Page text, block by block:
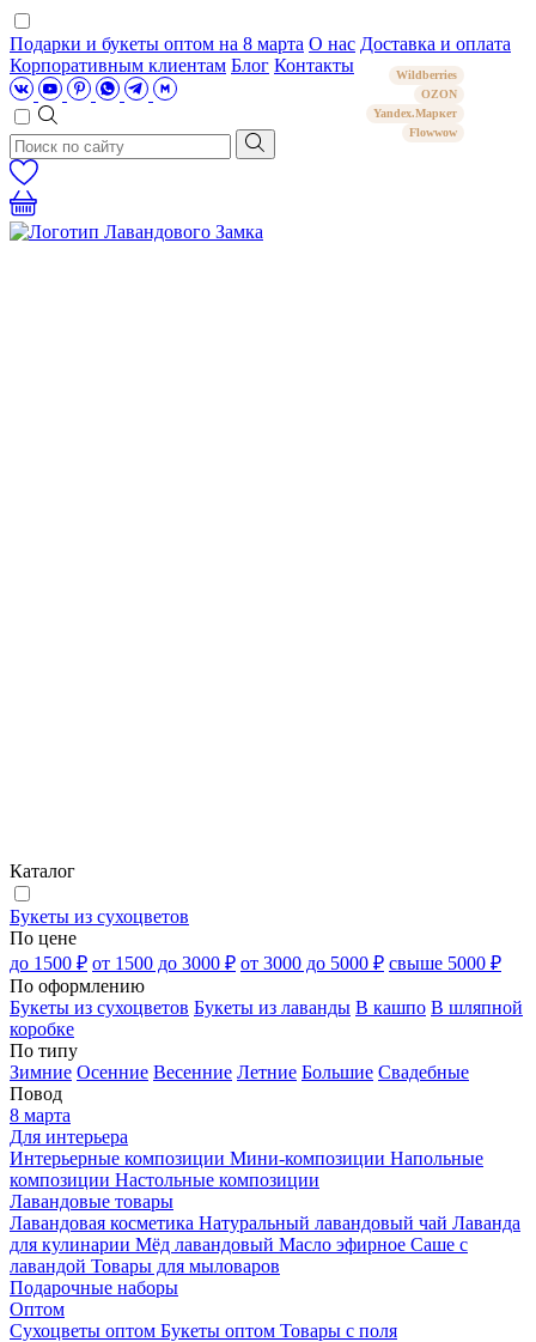
Подарки и букеты оптом на 8 марта О нас Доставка и оплата
Корпоративным клиентам Блог Контакты
Wildberries
OZON
Yandex.Маркет
Flowwow
Каталог
Букеты из сухоцветов
По цене
до 1500 ₽ от 1500 до 3000 ₽ от 3000 до 5000 ₽ свыше 5000 ₽
По оформлению
Букеты из сухоцветов Букеты из лаванды В кашпо В шляпной
коробке
По типу
Зимние Осенние Весенние Летние Большие Свадебные
Повод
8 марта
Для интерьера
Интерьерные композиции Мини-композиции Напольные
композиции Настольные композиции
Лавандовые товары
Лавандовая косметика Натуральный лавандовый чай Лаванда
для кулинарии Мёд лавандовый Масло эфирное Саше с
лавандой Товары для мыловаров
Подарочные наборы
Оптом
Сухоцветы оптом Букеты оптом Товары с поля